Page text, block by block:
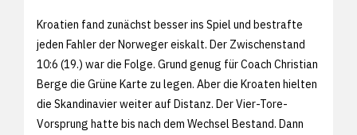
Kroatien fand zunächst besser ins Spiel und bestrafte
jeden Fahler der Norweger eiskalt. Der Zwischenstand
10:6 (19.) war die Folge. Grund genug für Coach Christian
Berge die Grüne Karte zu legen. Aber die Kroaten hielten
die Skandinavier weiter auf Distanz. Der Vier-Tore-
Vorsprung hatte bis nach dem Wechsel Bestand. Dann